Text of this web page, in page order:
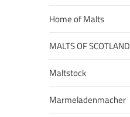
Home of Malts
MALTS OF SCOTLAND
Maltstock
Marmeladenmacher